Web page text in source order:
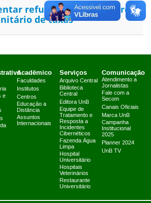
refugiados e portadores
de taxas
e
Acadêmico
Faculdades
Institutos
Centros
Educação a
Distância
Assuntos
Internacionais
Serviços
Arquivo Central
Biblioteca
Central
Editora UnB
Equipe de
Tratamento e
Resposta a
Incidentes
Cibernéticos
Fazenda Água
Limpa
Hospital
Universitário
Hospitais
Veterinários
Restaurante
Universitário
Comunicação
Atendimento a
Jornalistas
Fale com a
Secom
Canais Oficiais
Marca UnB
Campanha
Institucional
2025
Planner 2024
UnB TV